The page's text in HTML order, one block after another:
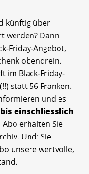
künftig über
werden? Dann
Friday-Angebot,
obendrein.
im Black-Friday-
statt 56 Franken.
und es
einschliesslich
Abo erhalten Sie
Und: Sie
unsere wertvolle,